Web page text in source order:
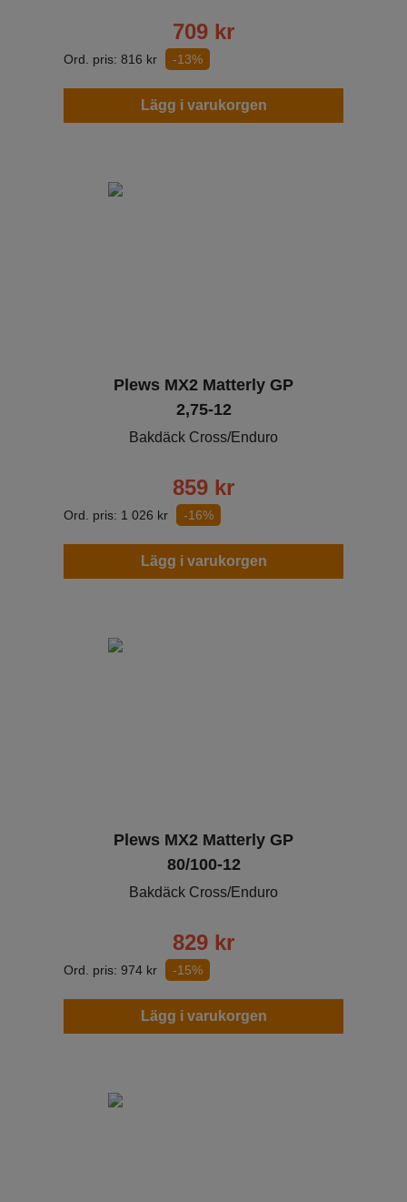
709 kr
Ord. pris: 816 kr -13%
Lägg i varukorgen
Plews MX2 Matterly GP
2,75-12
Bakdäck Cross/Enduro
859 kr
Ord. pris: 1 026 kr -16%
Lägg i varukorgen
Plews MX2 Matterly GP
80/100-12
Bakdäck Cross/Enduro
829 kr
Ord. pris: 974 kr -15%
Lägg i varukorgen